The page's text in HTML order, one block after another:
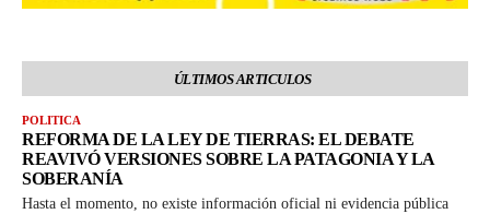
ÚLTIMOS ARTICULOS
POLITICA
REFORMA DE LA LEY DE TIERRAS: EL DEBATE
REAVIVÓ VERSIONES SOBRE LA PATAGONIA Y LA
SOBERANÍA
Hasta el momento, no existe información oficial ni evidencia pública